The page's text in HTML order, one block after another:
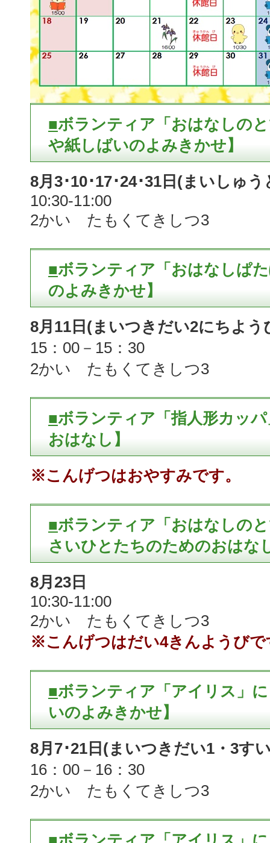
■ボランティア「おはなしの
や紙しばいのよみきかせ】
8月3･10･17･24･31日(まいしゅ
10:30-11:00
2かい たもくてきしつ3
■ボランティア「おはなしぱ
のよみきかせ】
8月11日(まいつきだい2にちよう
15：00－15：30
2かい たもくてきしつ3
■ボランティア「指人形カッ
おはなし】
※こんげつはおやすみです。
■ボランティア「おはなしの
さいひとたちのためのおはな
8月23日
10:30-11:00
2かい たもくてきしつ3
※こんげつはだい4きんようびで
■ボランティア「アイリス」
いのよみきかせ】
8月7･21日(まいつきだい1・3す
16：00－16：30
2かい たもくてきしつ3